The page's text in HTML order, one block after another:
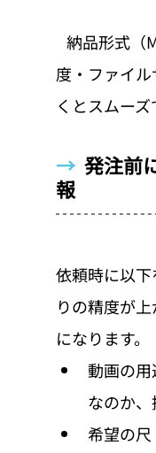
度・ファイ
くとスムーズ
→ 発注前
報
依頼時に以
りの精度が
になります。
動画の
なのか、
希望の尺